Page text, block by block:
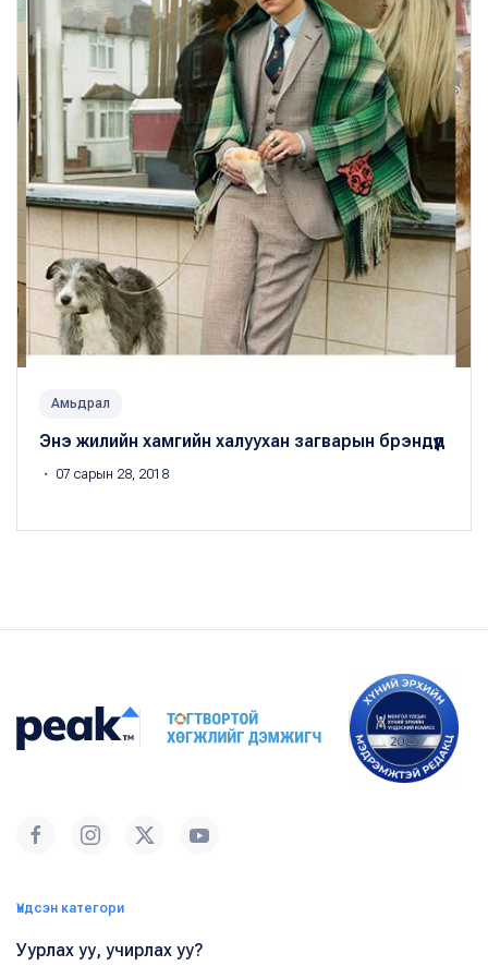
Амьдрал
Энэ жилийн хамгийн халуухан загварын брэндүүд
・ 07 сарын 28, 2018
Үндсэн категори
Уурлах уу, учирлах уу?